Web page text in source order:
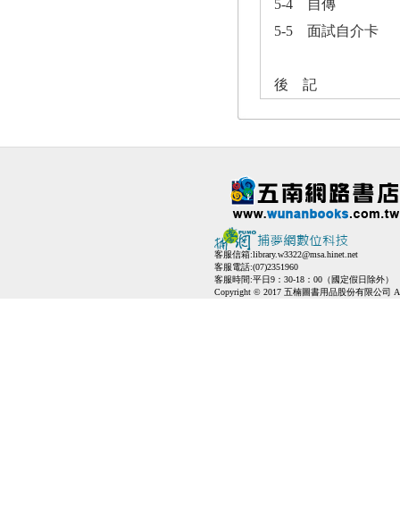
5-4 自傳
5-5 面試自介卡
後 記
客服信箱:library.w3322@msa.hinet.net
客服電話:(07)2351960
客服時間:平日9：30-18：00（國定假日除外）
Copyright © 2017 五楠圖書用品股份有限公司